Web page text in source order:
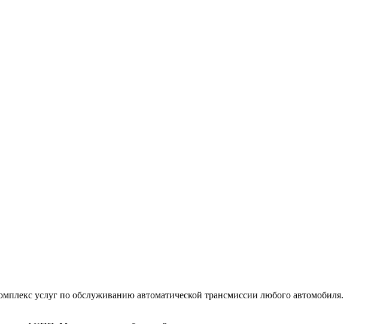
услуг по обслуживанию автоматической трансмиссии любого автомобиля.